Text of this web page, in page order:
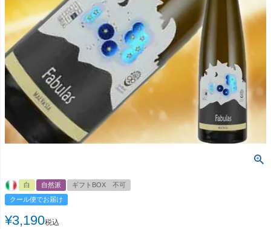
白 自然派
ギフトBOX 不可
クール便でお届け
¥3,190税込